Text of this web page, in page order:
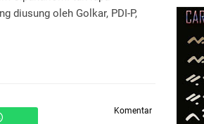
diusung oleh Golkar, PDI-P,
Komentar